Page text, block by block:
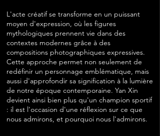
L'acte créatif se transforme en un puissant
moyen d'expression, où les figures
mythologiques prennent vie dans des
contextes modernes grâce à des
compositions photographiques expressives.
Cette approche permet non seulement de
redéfinir un personnage emblématique, mais
aussi d'approfondir sa signification à la lumière
de notre époque contemporaine. Yan Xin
devient ainsi bien plus qu'un champion sportif
: il est l'occasion d'une réflexion sur ce que
nous admirons, et pourquoi nous l'admirons.